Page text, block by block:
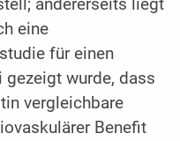
andererseits liegt
eine
für einen
wurde, dass
vergleichbare
Benefit